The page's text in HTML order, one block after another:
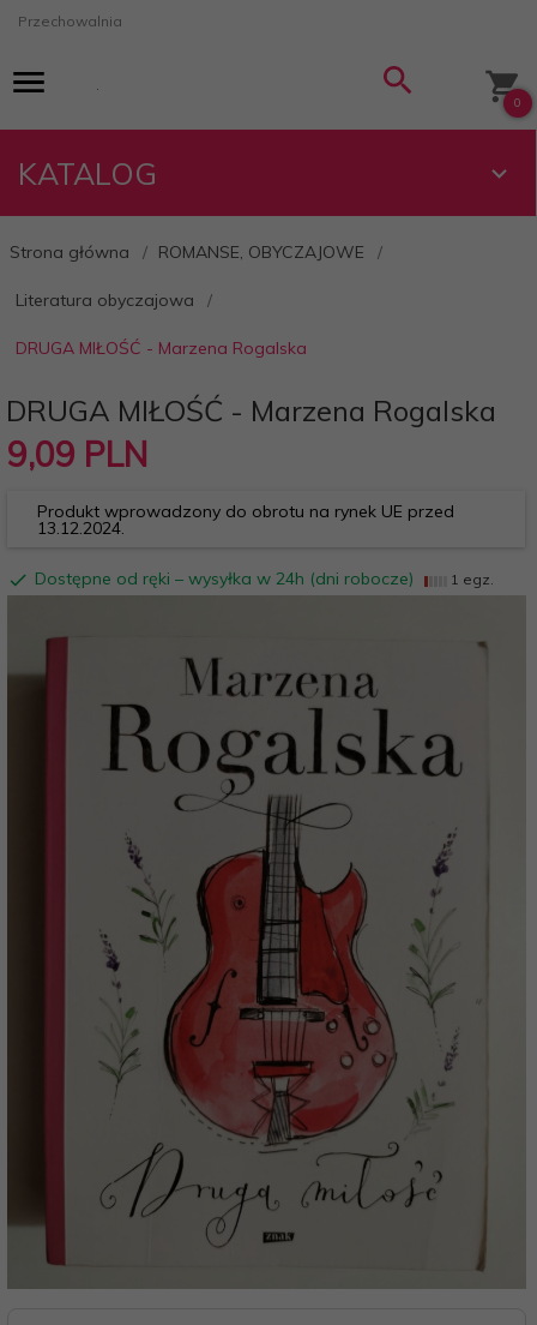
Przechowalnia
0
KATALOG
Strona główna ROMANSE, OBYCZAJOWE
Literatura obyczajowa
DRUGA MIŁOŚĆ - Marzena Rogalska
DRUGA MIŁOŚĆ - Marzena Rogalska
9,09 PLN
Produkt wprowadzony do obrotu na rynek UE przed
13.12.2024.
Dostępne od ręki – wysyłka w 24h (dni robocze) 1 egz.